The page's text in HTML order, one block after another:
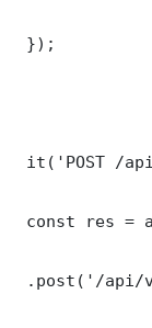
});
it('POST /
const res =
.post('/api/